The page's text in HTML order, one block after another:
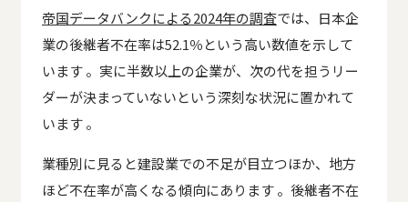
帝国データバンクによる2024年の調査では、日本企
業の後継者不在率は52.1％という高い数値を示して
います 。実に半数以上の企業が、次の代を担うリー
ダーが決まっていないという深刻な状況に置かれて
います 。
業種別に見ると建設業での不足が目立つほか、地方
ほど不在率が高くなる傾向にあります 。後継者不在